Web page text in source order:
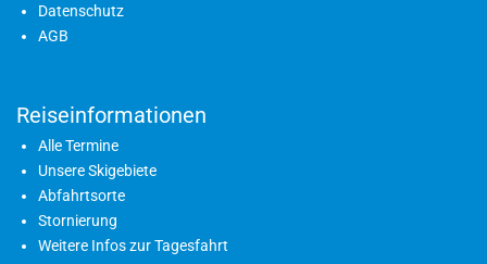
Datenschutz
AGB
Reiseinformationen
Alle Termine
Unsere Skigebiete
Abfahrtsorte
Stornierung
Weitere Infos zur Tagesfahrt